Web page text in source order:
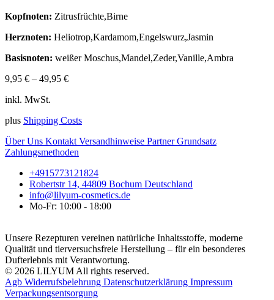
Kopfnoten: Zitrusfrüchte,Birne
Herznoten: Heliotrop,Kardamom,Engelswurz,Jasmin
Basisnoten: weißer Moschus,Mandel,Zeder,Vanille,Ambra
9,95 € – 49,95 €
inkl. MwSt.
plus Shipping Costs
Über Uns Kontakt Versandhinweise PartnerGrundsatz
Zahlungsmethoden
+4915773121824
Robertstr 14, 44809 Bochum Deutschland
info@lilyum-cosmetics.de
Mo-Fr: 10:00 - 18:00
Unsere Rezepturen vereinen natürliche Inhaltsstoffe, moderne
Qualität und tierversuchsfreie Herstellung – für ein besonderes
Dufterlebnis mit Verantwortung.
© 2026 LILYUM All rights reserved.
Agb Widerrufsbelehrung Datenschutzerklärung Impressum
Verpackungsentsorgung